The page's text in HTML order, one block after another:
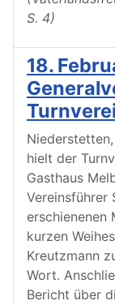
S. 4)
18.
hielt der
Gasthaus
Vereinsführer
erschienenen
kurzen
Kreutzmann
Wort.
Bericht über